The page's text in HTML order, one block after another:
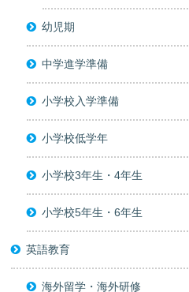
幼児期
中学進学準備
小学校入学準備
小学校低学年
小学校3年生・4年生
小学校5年生・6年生
英語教育
海外留学・海外研修